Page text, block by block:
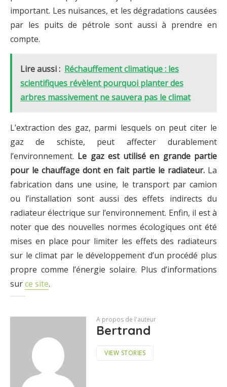
important. Les nuisances, et les dégradations causées
par les puits de pétrole sont aussi à prendre en
compte.
Lire aussi : Réchauffement climatique : les
scientifiques révèlent pourquoi planter des
arbres massivement ne sauvera pas le climat
L’extraction des gaz, parmi lesquels on peut citer le
gaz de schiste, peut affecter durablement
l’environnement. Le gaz est utilisé en grande partie
pour le chauffage dont en fait partie le radiateur.La
fabrication dans une usine, le transport par camion
ou l’installation sont aussi des effets indirects du
radiateur électrique sur l’environnement. Enfin, il est à
noter que des nouvelles normes écologiques ont été
mises en place pour limiter les effets des radiateurs
sur le climat par le développement d’un procédé plus
propre comme l’énergie solaire. Plus d’informations
surce site.
A propos de l'auteur
Bertrand
VIEW STORIES